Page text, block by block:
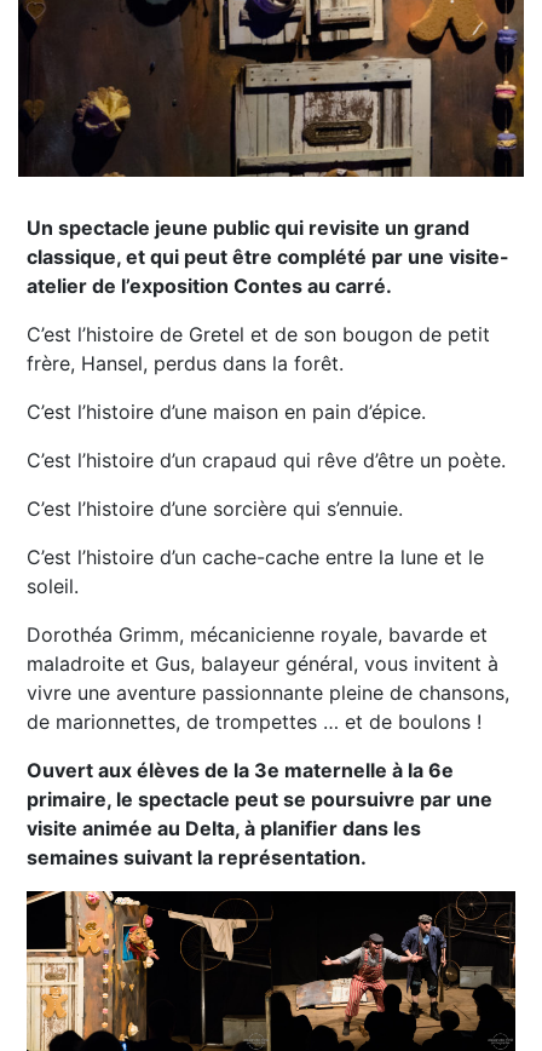
Un spectacle jeune public qui revisite un grand
classique, et qui peut être complété par une visite-
atelier de l’exposition Contes au carré.
C’est l’histoire de Gretel et de son bougon de petit
frère, Hansel, perdus dans la forêt.
C’est l’histoire d’une maison en pain d’épice.
C’est l’histoire d’un crapaud qui rêve d’être un poète.
C’est l’histoire d’une sorcière qui s’ennuie.
C’est l’histoire d’un cache-cache entre la lune et le
soleil.
Dorothéa Grimm, mécanicienne royale, bavarde et
maladroite et Gus, balayeur général, vous invitent à
vivre une aventure passionnante pleine de chansons,
de marionnettes, de trompettes … et de boulons !
Ouvert aux élèves de la 3e maternelle à la 6e
primaire, le spectacle peut se poursuivre par une
visite animée au Delta, à planifier dans les
semaines suivant la représentation.